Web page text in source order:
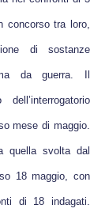
concorso tra loro,
di sostanze
da guerra. Il
mese di maggio.
quella svolta dal
18 maggio, con
di 18 indagati.